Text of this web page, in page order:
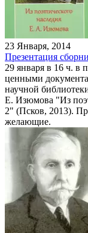
23 Января, 2014
Презентация
29 января в 16 ч. в
ценными
научной
Е. Изюмова "Из
2" (Псков, 2013).
желающие.